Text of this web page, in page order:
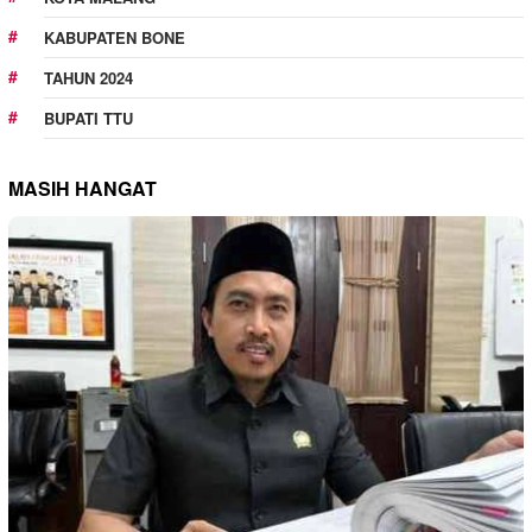
KABUPATEN BONE
TAHUN 2024
BUPATI TTU
MASIH HANGAT